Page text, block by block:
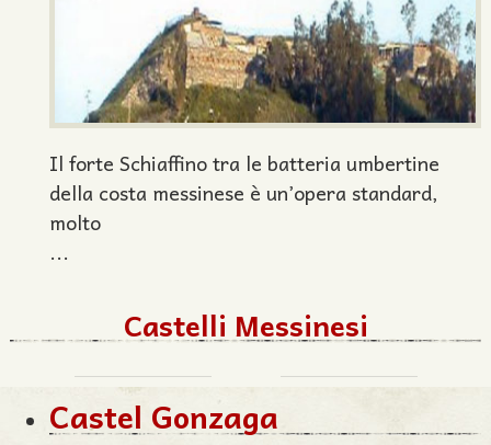
Il forte Schiaffino tra le batteria umbertine
della costa messinese è un’opera standard,
molto
...
Castelli Messinesi
Castel Gonzaga